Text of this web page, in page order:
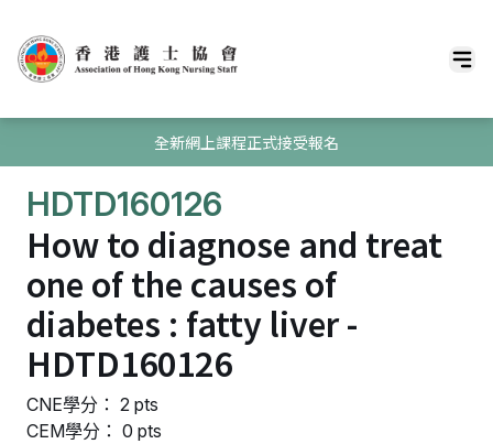
全新網上課程正式接受報名
HDTD160126
How to diagnose and treat
one of the causes of
diabetes : fatty liver -
HDTD160126
CNE學分： 2 pts
CEM學分： 0 pts